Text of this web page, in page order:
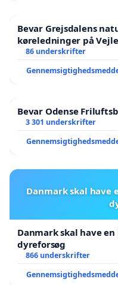
Bevar Grejsdalens
køreledninger på
86 underskrifter
Bevar Odense
3 301 underskrifter
Danmark skal have
Danmark skal have
dyreforsøg
866 underskrifter